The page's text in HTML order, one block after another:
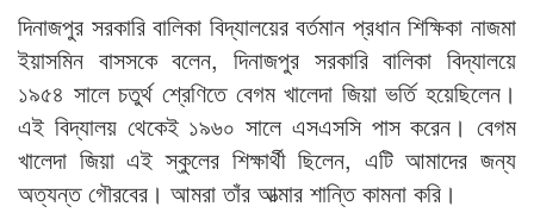
দিনাজপুর সরকারি বালিকা বিদ্যালয়ের বর্তমান প্রধান শিক্ষিকা নাজমা
ইয়াসমিন বাসসকে বলেন, দিনাজপুর সরকারি বালিকা বিদ্যালয়ে
১৯৫৪ সালে চতুর্থ শ্রেণিতে বেগম খালেদা জিয়া ভর্তি হয়েছিলেন।
এই বিদ্যালয় থেকেই ১৯৬০ সালে এসএসসি পাস করেন। বেগম
খালেদা জিয়া এই স্কুলের শিক্ষার্থী ছিলেন, এটি আমাদের জন্য
অত্যন্ত গৌরবের। আমরা তাঁর আত্মার শান্তি কামনা করি।